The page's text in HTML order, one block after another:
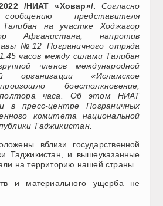
/НИАТ «Ховар»/.
Согласно
представителя
Талибан на участке Ходжагор
Афганистана, напротив
№12 Пограничного отряда
часов между силами Талибан
членов международной
организации «Исламское
боестолкновение,
полтора часа. Об этом НИАТ
в пресс-центре Пограничных
комитета национальной
Таджикистан.
вблизи государственной
Таджикистан, и вышеуказанные
на территорию нашей страны.
и материального ущерба не